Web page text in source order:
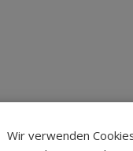
Wir verwenden